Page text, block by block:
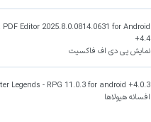
PDF Editor 2025.8.0.0814.0631 for Android
+4.4
نمایش پی دی اف فاکسیت
Legends - RPG 11.0.3 for android +4.0.3
افسانه هیولاها